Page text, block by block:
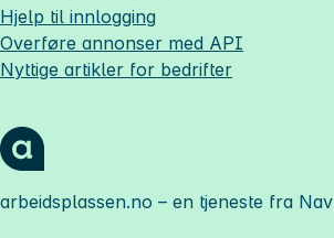
Hjelp til innlogging
Overføre annonser med API
Nyttige artikler for bedrifter
arbeidsplassen.no – en tjeneste fra Nav